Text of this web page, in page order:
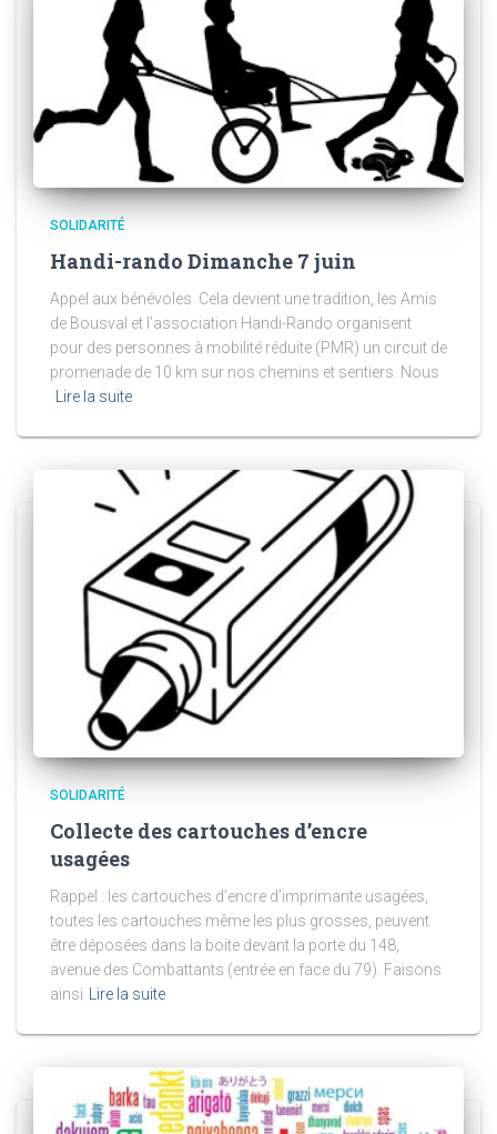
SOLIDARITÉ
Handi-rando Dimanche 7 juin
Appel aux bénévoles Cela devient une tradition, les Amis
de Bousval et l’association Handi-Rando organisent
pour des personnes à mobilité réduite (PMR) un circuit de
promenade de 10 km sur nos chemins et sentiers. Nous
Lire la suite
SOLIDARITÉ
Collecte des cartouches d’encre
usagées
Rappel : les cartouches d’encre d’imprimante usagées,
toutes les cartouches même les plus grosses, peuvent
être déposées dans la boite devant la porte du 148,
avenue des Combattants (entrée en face du 79). Faisons
ainsi
Lire la suite